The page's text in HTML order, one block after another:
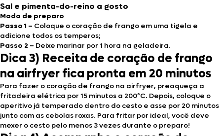
Sal e pimenta-do-reino a gosto
Modo de preparo
Passo 1 – Coloque o coração de frango em uma tigela e
adicione todos os temperos;
Passo 2 – Deixe marinar por 1 hora na geladeira.
Dica 3) Receita de coração de frango
na airfryer fica pronta em 20 minutos
Para fazer o coração de frango na airfryer, preaqueça a
fritadeira elétrica por 15 minutos a 200ºC. Depois, coloque o
aperitivo já temperado dentro do cesto e asse por 20 minutos
junto com as cebolas roxas. Para fritar por ideal, você deve
mexer o cesto pelo menos 3 vezes durante o preparo!